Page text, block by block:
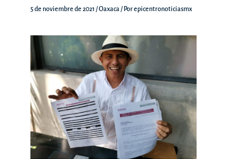
5 de noviembre de 2021 /Oaxaca / Porepicentronoticiasmx